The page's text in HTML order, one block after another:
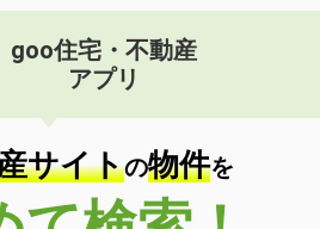
goo住宅・不動産
アプリ
サイトの物件を